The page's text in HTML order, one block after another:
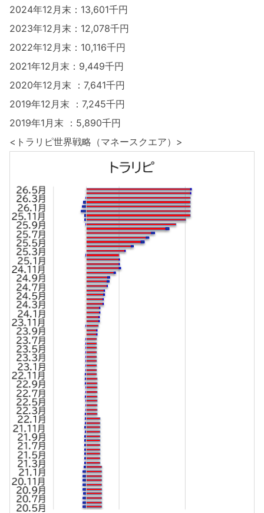
2024年12月末：13,601千円
2023年12月末：12,078千円
2022年12月末：10,116千円
2021年12月末：9,449千円
2020年12月末 ：7,641千円
2019年12月末 ：7,245千円
2019年1月末 ：5,890千円
<トラリピ世界戦略（マネースクエア）>